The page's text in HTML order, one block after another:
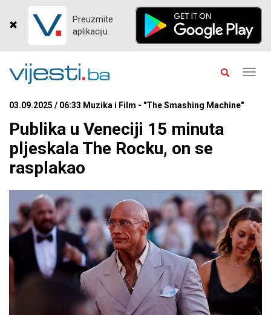
Preuzmite
aplikaciju
03.09.2025 / 06:33 Muzika i Film - "The Smashing Machine"
Publika u Veneciji 15 minuta
pljeskala The Rocku, on se
rasplakao